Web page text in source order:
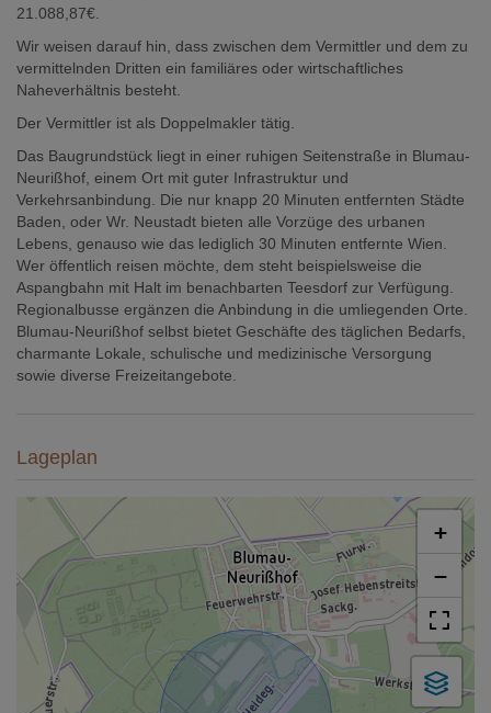
21.088,87€.
Wir weisen darauf hin, dass zwischen dem Vermittler und dem zu
vermittelnden Dritten ein familiäres oder wirtschaftliches
Naheverhältnis besteht.
Der Vermittler ist als Doppelmakler tätig.
Das Baugrundstück liegt in einer ruhigen Seitenstraße in Blumau-
Neurißhof, einem Ort mit guter Infrastruktur und
Verkehrsanbindung. Die nur knapp 20 Minuten entfernten Städte
Baden, oder Wr. Neustadt bieten alle Vorzüge des urbanen
Lebens, genauso wie das lediglich 30 Minuten entfernte Wien.
Wer öffentlich reisen möchte, dem steht beispielsweise die
Aspangbahn mit Halt im benachbarten Teesdorf zur Verfügung.
Regionalbusse ergänzen die Anbindung in die umliegenden Orte.
Blumau-Neurißhof selbst bietet Geschäfte des täglichen Bedarfs,
charmante Lokale, schulische und medizinische Versorgung
sowie diverse Freizeitangebote.
Lageplan
+
−